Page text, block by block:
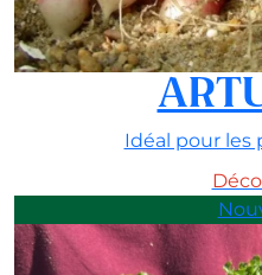
Idéal pour les